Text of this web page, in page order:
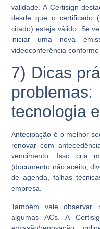
validade . A Certisign
desde que o certificado
citado)esteja válido. Se
iniciar uma nova
videoconferência
7) Dicas
tecnologia
Antecipação é o melhor
renovar com
vencimento. Isso cria
(documento não aceito,
de agenda, falhas
empresa.
Também vale observar
algumas ACs. A